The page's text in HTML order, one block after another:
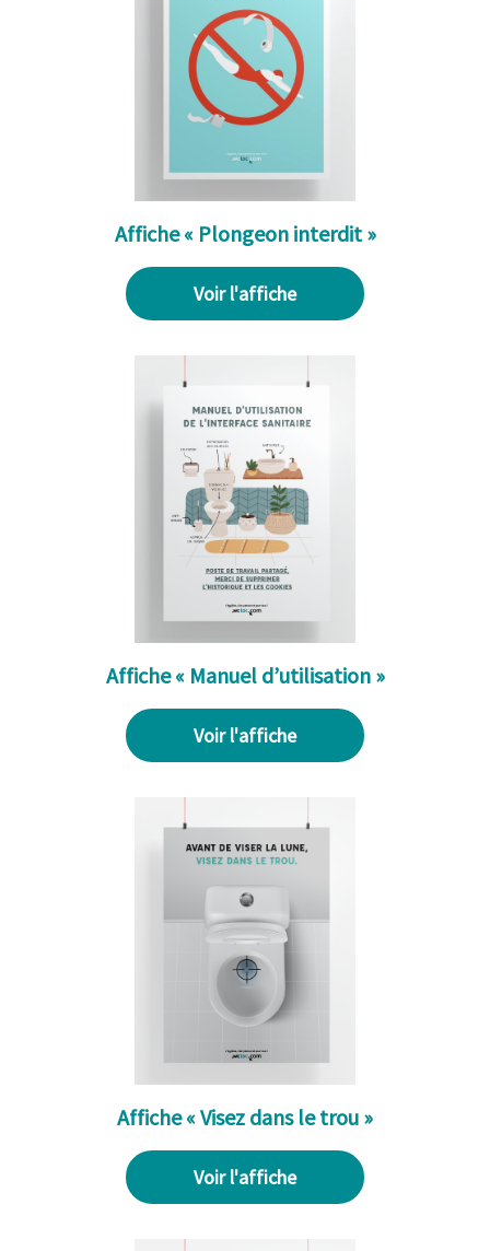
Affiche « Plongeon interdit »
Voir l'affiche
Affiche « Manuel d’utilisation »
Voir l'affiche
Affiche « Visez dans le trou »
Voir l'affiche